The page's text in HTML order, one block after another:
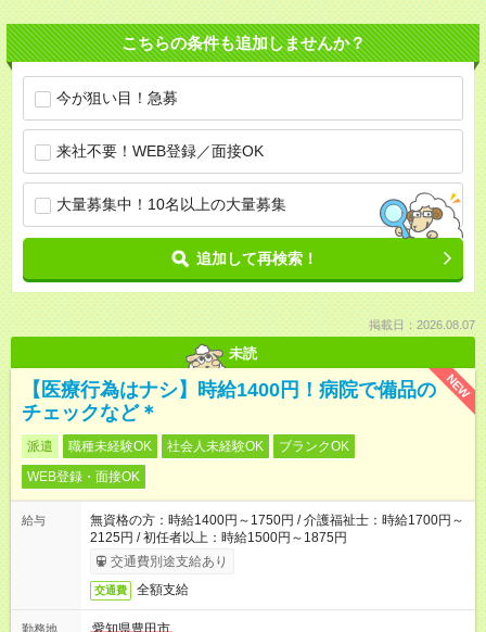
こちらの条件も追加しませんか？
今が狙い目！急募
来社不要！WEB登録／面接OK
大量募集中！10名以上の大量募集
追加して再検索！
掲載日：2026.08.07
未読
NEW
【医療行為はナシ】時給1400円！病院で備品の
チェックなど＊
派遣 職種未経験OK 社会人未経験OK
ブランクOK
WEB登録・面接OK
給与
無資格の方：時給1400円～1750円 / 介護福祉士：時給1700円～
2125円 / 初任者以上：時給1500円～1875円
交通費別途支給あり
交通費 全額支給
勤務地 愛知県豊田市